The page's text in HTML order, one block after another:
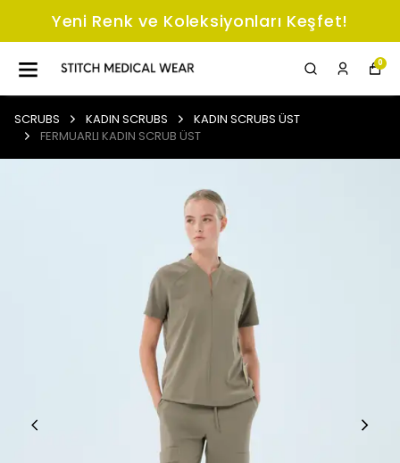
Yeni Renk ve Koleksiyonları Keşfet!
0
SCRUBS KADIN SCRUBS
KADIN SCRUBS ÜST
FERMUARLI KADIN SCRUB ÜST